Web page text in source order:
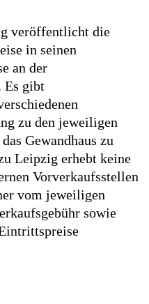
veröffentlicht die
in seinen
an der
Es gibt
zu den jeweiligen
Gewandhaus zu
Leipzig erhebt keine
Vorverkaufsstellen
vom jeweiligen
sowie